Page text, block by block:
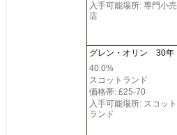
入手可能場所: 専門小売
店
グレン・オリン 30年
40.0%
スコットランド
価格帯: £25-70
入手可能場所: スコット
ランド